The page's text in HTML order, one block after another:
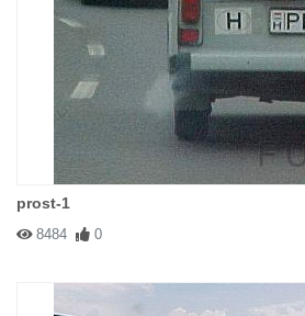
prost-1
8484 0